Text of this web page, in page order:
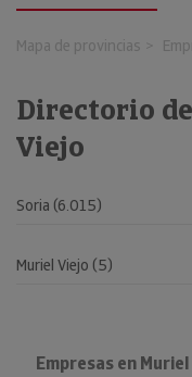
Mapa de provincias
Directorio
Viejo
Empresas en